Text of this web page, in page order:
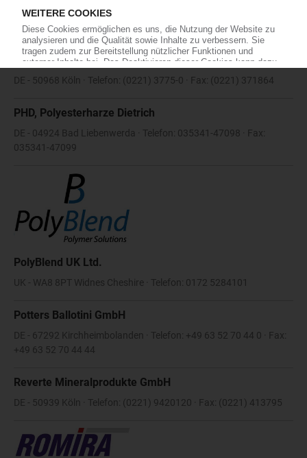
DE - 63628 Bad Soden-Salmünster · Telefon: (06056) 9156-0 · Fax:
(06056) 4625
Omya GmbH
DE - 50968 Köln · Telefon: (0221) 3775-0 · Fax: (0221) 371864
PHD, Polyesterharze Dietrich
DE - 04924 Bad Liebenwerda · Telefon: 035341-47098 · Fax:
035341-47099
PolyBlend UK Ltd.
UK - WA8 8PT Widnes Cheshire · Telefon: 0172 5284101
Potters Ballotini GmbH
DE - 67292 Kirchheimbolanden · Telefon: +49 63 52 70 44 0 · Fax:
+49 63 52 70 44 44
Reverte Mineralprodukte GmbH
DE - 50939 Köln · Telefon: (0221) 9420120 · Fax: (0221) 413795